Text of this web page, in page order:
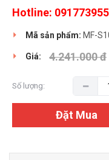
Hotline:
Mã sản phẩm: MF-
Giá: 4.241.000 đ
Số lượng:
Đặt Mua